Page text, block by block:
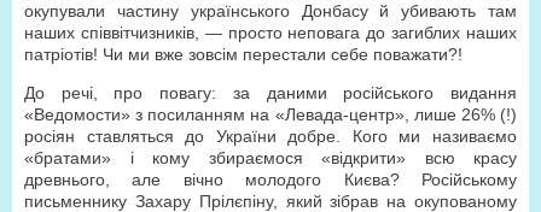
окупували частину українського Донбасу й убивають там
наших співвітчизників, — просто неповага до загиблих наших
патріотів! Чи ми вже зовсім перестали себе поважати?!
До речі, про повагу: за даними російського видання
«Ведомости» з посиланням на «Левада-центр», лише 26% (!)
росіян ставляться до України добре. Кого ми називаємо
«братами» і кому збираємося «відкрити» всю красу
древнього, але вічно молодого Києва? Російському
письменнику Захару Прілєпіну, який зібрав на окупованому